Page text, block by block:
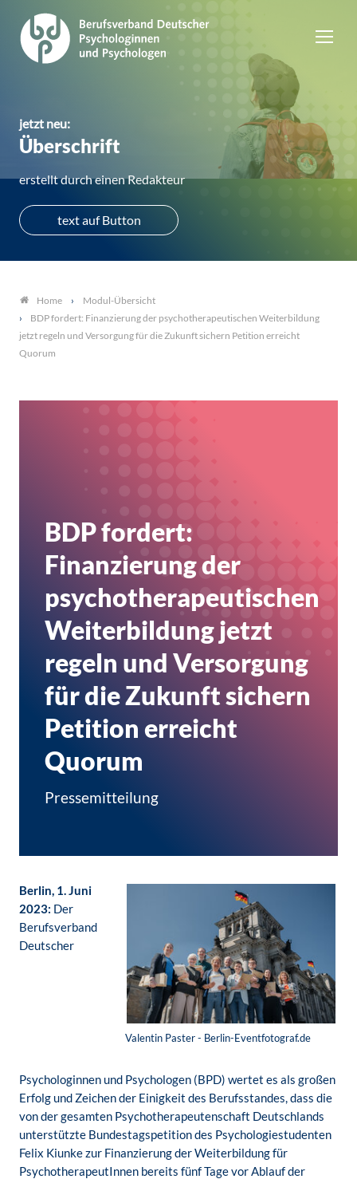
jetzt neu:
Überschrift
erstellt durch einen Redakteur
text auf Button
Home
Modul-Übersicht
BDP fordert: Finanzierung der psychotherapeutischen Weiterbildung
jetzt regeln und Versorgung für die Zukunft sichern Petition erreicht
Quorum
BDP fordert:
Finanzierung der
psychotherapeutischen
Weiterbildung jetzt
regeln und Versorgung
für die Zukunft sichern
Petition erreicht
Quorum
Pressemitteilung
Valentin Paster - Berlin-Eventfotograf.de
Berlin, 1. Juni
2023: Der
Berufsverband
Deutscher
Psychologinnen und Psychologen (BPD) wertet es als großen
Erfolg und Zeichen der Einigkeit des Berufsstandes, dass die
von der gesamten Psychotherapeutenschaft Deutschlands
unterstützte Bundestagspetition des Psychologiestudenten
Felix Kiunke zur Finanzierung der Weiterbildung für
PsychotherapeutInnen bereits fünf Tage vor Ablauf der